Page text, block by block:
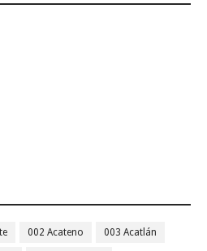
002 Acateno 003 Acatlán